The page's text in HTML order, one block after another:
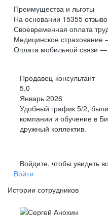
Преимущества и льготы
На основании 15355
Своевременная оплата
Медицинское страхование
Оплата мобильной связи —
Продавец-консультант
5,0
Январь 2026
Удобный график 5/2,
компании и обучение в
дружный коллектив.
Войдите, чтобы увидеть
Войти
Истории сотрудников